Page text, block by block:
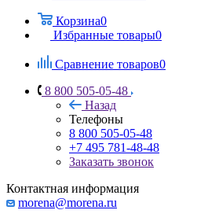
Корзина0
Избранные товары0
Сравнение товаров0
8 800 505-05-48
Назад
Телефоны
8 800 505-05-48
+7 495 781-48-48
Заказать звонок
Контактная информация
morena@morena.ru